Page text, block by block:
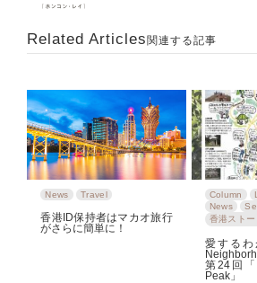
Related Articles関連する記事
News Travel
香港ID保持者はマカオ旅行
がさらに簡単に！
Column
News
香港ストー
愛する
第24回
Peak」